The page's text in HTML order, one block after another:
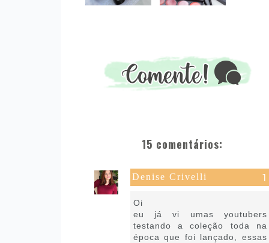
15 comentários:
Denise Crivelli
Oi
eu já vi umas youtubers
testando a coleção toda na
época que foi lançado, essas